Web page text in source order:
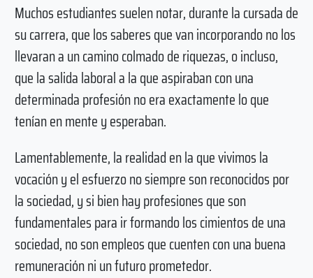
Muchos estudiantes suelen notar, durante la cursada de
su carrera, que los saberes que van incorporando no los
llevaran a un camino colmado de riquezas, o incluso,
que la salida laboral a la que aspiraban con una
determinada profesión no era exactamente lo que
tenían en mente y esperaban.
Lamentablemente, la realidad en la que vivimos la
vocación y el esfuerzo no siempre son reconocidos por
la sociedad, y si bien hay profesiones que son
fundamentales para ir formando los cimientos de una
sociedad, no son empleos que cuenten con una buena
remuneración ni un futuro prometedor.